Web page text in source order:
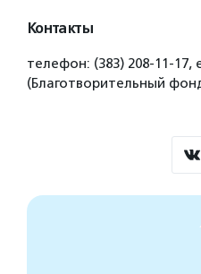
Контакты
телефон: (383) 208-11-17,
(Благотворительный